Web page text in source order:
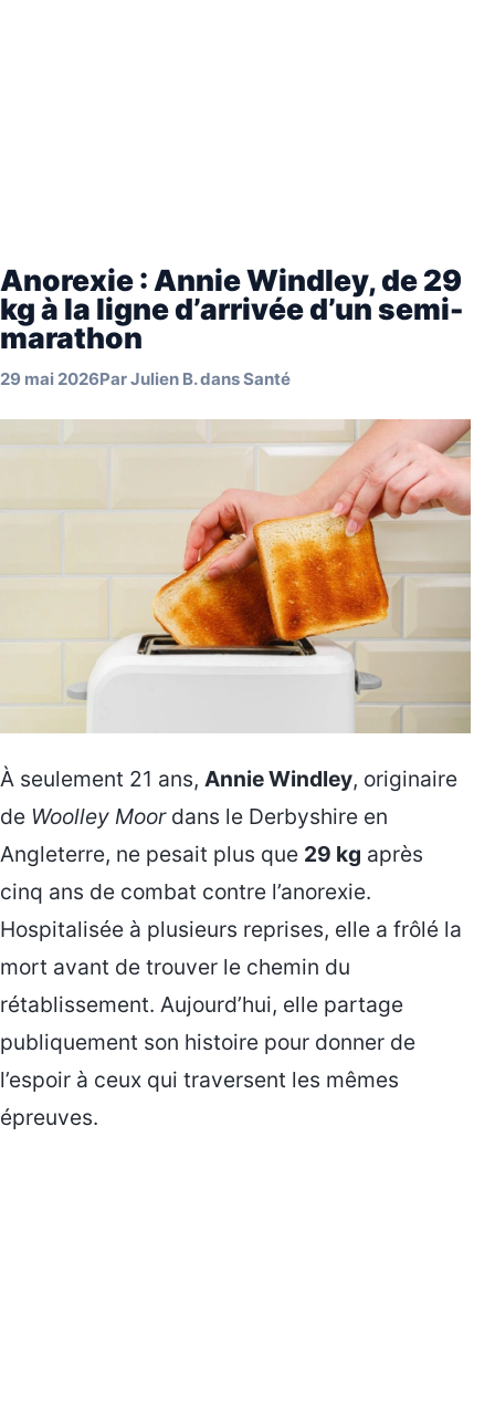
Anorexie : Annie Windley, de 29
kg à la ligne d’arrivée d’un semi-
marathon
29 mai 2026ParJulien B.dansSanté
À seulement 21 ans, Annie Windley, originaire
de Woolley Moordans le Derbyshire en
Angleterre, ne pesait plus que 29 kg après
cinq ans de combat contre l’anorexie.
Hospitalisée à plusieurs reprises, elle a frôlé la
mort avant de trouver le chemin du
rétablissement. Aujourd’hui, elle partage
publiquement son histoire pour donner de
l’espoir à ceux qui traversent les mêmes
épreuves.